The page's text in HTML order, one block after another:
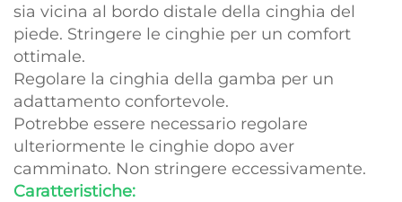
sia vicina al bordo distale della cinghia del
piede. Stringere le cinghie per un comfort
ottimale.
Regolare la cinghia della gamba per un
adattamento confortevole.
Potrebbe essere necessario regolare
ulteriormente le cinghie dopo aver
camminato. Non stringere eccessivamente.
Caratteristiche: